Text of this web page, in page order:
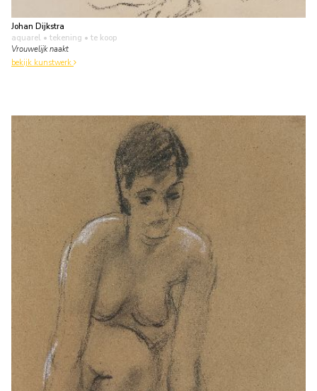
Johan Dijkstra
aquarel • tekening • te koop
Vrouwelijk naakt
bekijk kunstwerk